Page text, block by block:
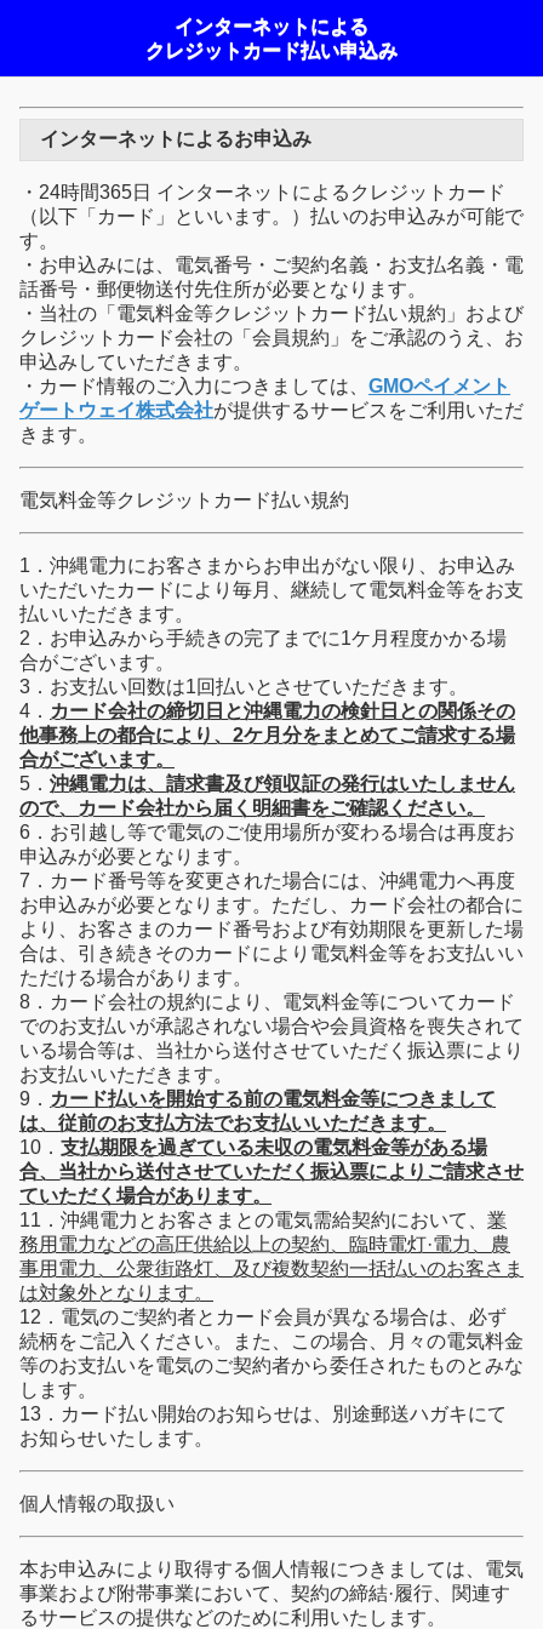
インターネットによる
クレジットカード払い申込み
インターネットによるお申込み
・24時間365日 インターネットによるクレジットカード
（以下「カード」といいます。）払いのお申込みが可能で
す。
・お申込みには、電気番号・ご契約名義・お支払名義・電
話番号・郵便物送付先住所が必要となります。
・当社の「電気料金等クレジットカード払い規約」および
クレジットカード会社の「会員規約」をご承認のうえ、お
申込みしていただきます。
・カード情報のご入力につきましては、 GMOペイメント
ゲートウェイ株式会社が提供するサービスをご利用いただ
きます。
電気料金等クレジットカード払い規約
1．沖縄電力にお客さまからお申出がない限り、お申込み
いただいたカードにより毎月、継続して電気料金等をお支
払いいただきます。
2．お申込みから手続きの完了までに1ケ月程度かかる場
合がございます。
3．お支払い回数は1回払いとさせていただきます。
4． カード会社の締切日と沖縄電力の検針日との関係その
他事務上の都合により、2ケ月分をまとめてご請求する場
合がございます。
5． 沖縄電力は、請求書及び領収証の発行はいたしません
ので、カード会社から届く明細書をご確認ください。
6．お引越し等で電気のご使用場所が変わる場合は再度お
申込みが必要となります。
7．カード番号等を変更された場合には、沖縄電力へ再度
お申込みが必要となります。ただし、カード会社の都合に
より、お客さまのカード番号および有効期限を更新した場
合は、引き続きそのカードにより電気料金等をお支払いい
ただける場合があります。
8．カード会社の規約により、電気料金等についてカード
でのお支払いが承認されない場合や会員資格を喪失されて
いる場合等は、当社から送付させていただく振込票により
お支払いいただきます。
9． カード払いを開始する前の電気料金等につきまして
は、従前のお支払方法でお支払いいただきます。
10． 支払期限を過ぎている未収の電気料金等がある場
合、当社から送付させていただく振込票によりご請求させ
ていただく場合があります。
11．沖縄電力とお客さまとの電気需給契約において、 業
務用電力などの高圧供給以上の契約、臨時電灯·電力、農
事用電力、公衆街路灯、及び複数契約一括払いのお客さま
は対象外となります。
12．電気のご契約者とカード会員が異なる場合は、必ず
続柄をご記入ください。また、この場合、月々の電気料金
等のお支払いを電気のご契約者から委任されたものとみな
します。
13．カード払い開始のお知らせは、別途郵送ハガキにて
お知らせいたします。
個人情報の取扱い
本お申込みにより取得する個人情報につきましては、電気
事業および附帯事業において、契約の締結·履行、関連す
るサービスの提供などのために利用いたします。